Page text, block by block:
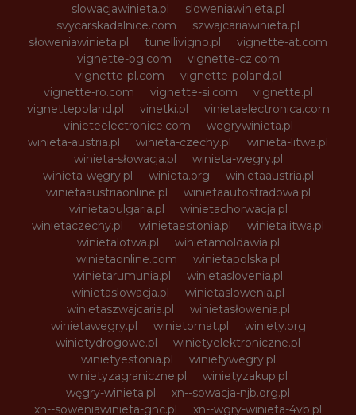
slowacjawinieta.pl
sloweniawinieta.pl
svycarskadalnice.com
szwajcariawinieta.pl
słoweniawinieta.pl
tunellivigno.pl
vignette-at.com
vignette-bg.com
vignette-cz.com
vignette-pl.com
vignette-poland.pl
vignette-ro.com
vignette-si.com
vignette.pl
vignettepoland.pl
vinetki.pl
vinietaelectronica.com
vinieteelectronice.com
wegrywinieta.pl
winieta-austria.pl
winieta-czechy.pl
winieta-litwa.pl
winieta-słowacja.pl
winieta-wegry.pl
winieta-węgry.pl
winieta.org
winietaaustria.pl
winietaaustriaonline.pl
winietaautostradowa.pl
winietabulgaria.pl
winietachorwacja.pl
winietaczechy.pl
winietaestonia.pl
winietalitwa.pl
winietalotwa.pl
winietamoldawia.pl
winietaonline.com
winietapolska.pl
winietarumunia.pl
winietaslovenia.pl
winietaslowacja.pl
winietaslowenia.pl
winietaszwajcaria.pl
winietasłowenia.pl
winietawegry.pl
winietomat.pl
winiety.org
winietydrogowe.pl
winietyelektroniczne.pl
winietyestonia.pl
winietywegry.pl
winietyzagraniczne.pl
winietyzakup.pl
węgry-winieta.pl
xn--sowacja-njb.org.pl
xn--soweniawinieta-gnc.pl
xn--wgry-winieta-4vb.pl